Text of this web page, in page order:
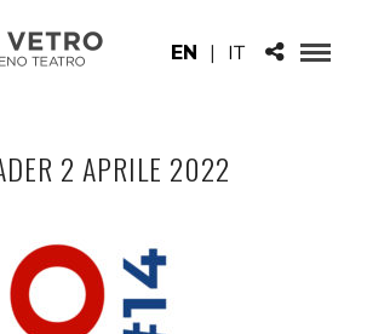
EN | IT
2 APRILE 2022